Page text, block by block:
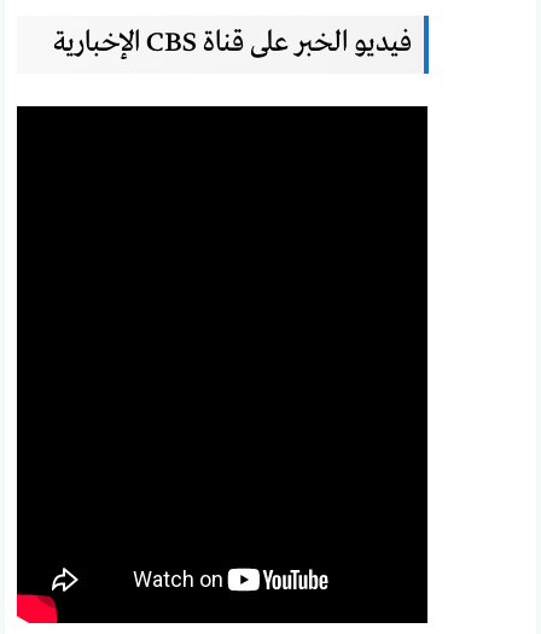
فيديو الخبر على قناة CBS الإخبارية